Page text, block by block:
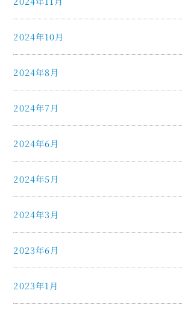
2024年10月
2024年8月
2024年7月
2024年6月
2024年5月
2024年3月
2023年6月
2023年1月